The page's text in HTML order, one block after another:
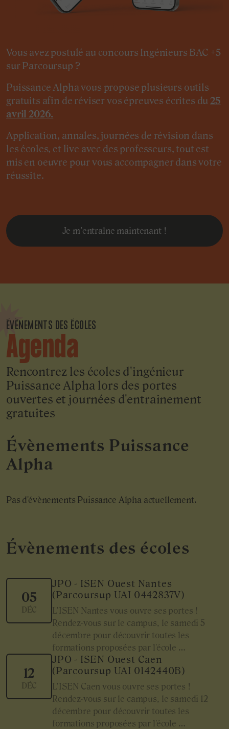
Vous avez postulé au concours Ingénieurs BAC +5
sur Parcoursup ?
Puissance Alpha vous propose plusieurs outils
gratuits afin de réviser vos épreuves écrites du25
avril 2026.
Application, annales, journées de révision dans
les écoles, et live avec des professeurs, tout est
mis en oeuvre pour vous accompagner dans votre
réussite.
Je m’entraîne maintenant !
ÉVÈNEMENTS DES ÉCOLES
Agenda
Rencontrez les écoles d'ingénieur
Puissance Alpha lors des portes
ouvertes et journées d'entrainement
gratuites
Évènements Puissance
Alpha
Pas d'évènements Puissance Alpha actuellement.
Évènements des écoles
05
DÉC
JPO - ISEN Ouest Nantes
(Parcoursup UAI 0442837V)
L’ISEN Nantes vous ouvre ses portes !
Rendez-vous sur le campus, le samedi 5
décembre pour découvrir toutes les
formations proposées par l'école …
12
DÉC
JPO - ISEN Ouest Caen
(Parcoursup UAI 0142440B)
L’ISEN Caen vous ouvre ses portes !
Rendez-vous sur le campus, le samedi 12
décembre pour découvrir toutes les
formations proposées par l'école …